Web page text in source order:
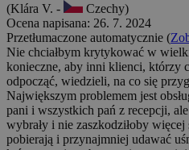
(Klára V. -
Czechy)
Ocena napisana: 26. 7. 2024
Przetłumaczone automatycznie (
Nie chciałbym krytykować w
konieczne, aby inni klienci, którzy
odpocząć, wiedzieli, na co się
Największym problemem jest
pani i wszystkich pań z recepcji,
wybrały i nie zaszkodziłoby
pobierają i przynajmniej udawać